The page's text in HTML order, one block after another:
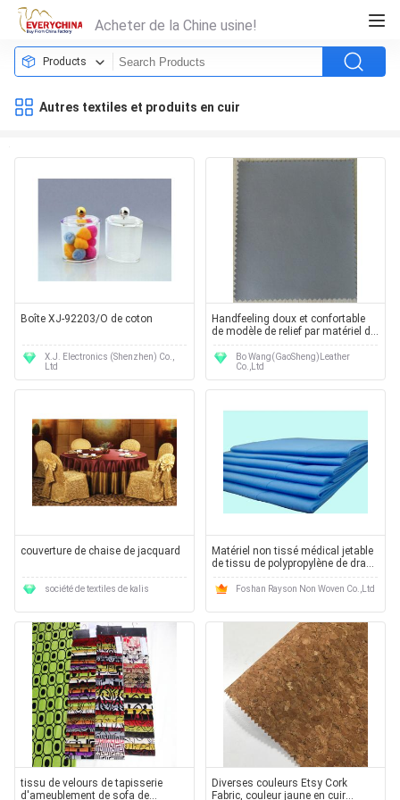
Acheter de la Chine usine!
Products
Autres textiles et produits en cuir
Boîte XJ-92203/O de coton
X.J. Electronics (Shenzhen) Co.,
Ltd
Handfeeling doux et confortable
de modèle de relief par matériel de
sac d'unité centrale pour le textile
à la maison
Bo Wang(GaoSheng)Leather
Co.,Ltd
couverture de chaise de jacquard
société de textiles de kalis
Matériel non tissé médical jetable
de tissu de polypropylène de drap
d'hôpital
Foshan Rayson Non Woven Co.,Ltd
tissu de velours de tapisserie
d'ameublement de sofa de
Diverses couleurs Etsy Cork
Fabric, couleur jaune en cuir